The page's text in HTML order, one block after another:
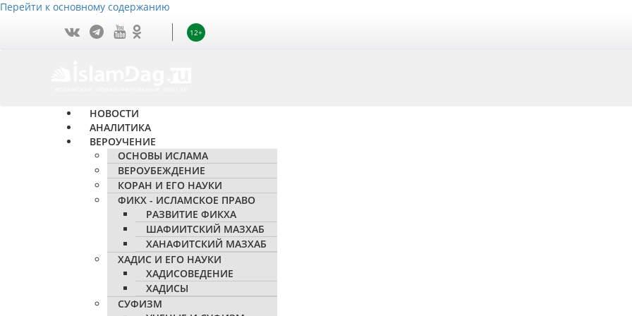
Перейти к основному содержанию
12+
НОВОСТИ
АНАЛИТИКА
ВЕРОУЧЕНИЕ
ОСНОВЫ ИСЛАМА
ВЕРОУБЕЖДЕНИЕ
КОРАН И ЕГО НАУКИ
ФИКХ - ИСЛАМСКОЕ ПРАВО
РАЗВИТИЕ ФИКХА
ШАФИИТСКИЙ МАЗХАБ
ХАНАФИТСКИЙ МАЗХАБ
ХАДИС И ЕГО НАУКИ
ХАДИСОВЕДЕНИЕ
ХАДИСЫ
СУФИЗМ